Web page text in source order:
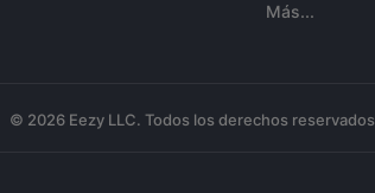
Más...
© 2026 Eezy LLC. Todos los derechos reservados